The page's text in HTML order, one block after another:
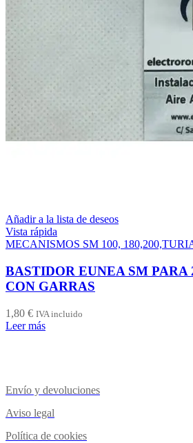
Añadir a la lista de deseos
Vista rápida
MECANISMOS SM 100,
BASTIDOR EUNEA SM PARA
CON GARRAS
1,80 € IVA incluido
Leer más
Envío y devoluciones
Aviso legal
Política de cookies